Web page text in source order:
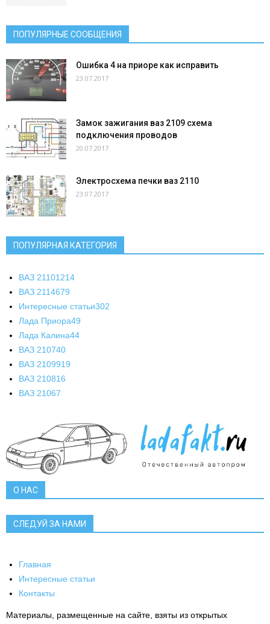
ПОПУЛЯРНЫЕ СООБЩЕНИЯ
Ошибка 4 на приоре как исправить
23.07.2017
Замок зажигания ваз 2109 схема
подключения проводов
20.07.2017
Электросхема печки ваз 2110
23.07.2017
ПОПУЛЯРНАЯ КАТЕГОРИЯ
ВАЗ 21101214
ВАЗ 2114679
Интересные статьи302
Лада Приора49
Лада Калина44
ВАЗ 210740
ВАЗ 2109919
ВАЗ 210816
ВАЗ 21067
О НАС
СЛЕДУЙ ЗА НАМИ
Главная
Интересные статьи
Контакты
Материалы, размещенные на сайте, взяты из открытых